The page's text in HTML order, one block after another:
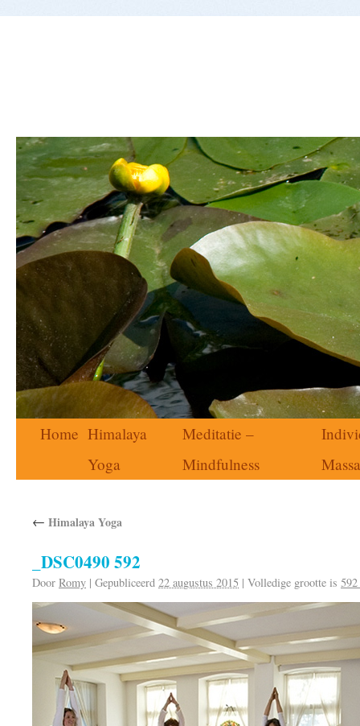
Home Himalaya
Yoga
Meditatie –
Mindfulness
← Himalaya Yoga
_DSC0490 592
Door Romy | Gepubliceerd 22 augustus 2015 | Volledige grootte is